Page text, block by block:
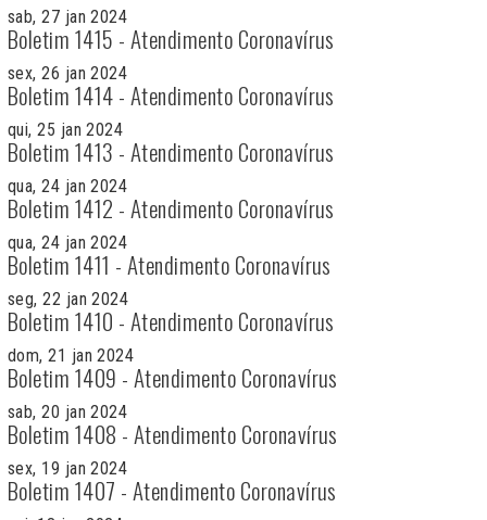
sab, 27 jan 2024
Boletim 1415 - Atendimento Coronavírus
sex, 26 jan 2024
Boletim 1414 - Atendimento Coronavírus
qui, 25 jan 2024
Boletim 1413 - Atendimento Coronavírus
qua, 24 jan 2024
Boletim 1412 - Atendimento Coronavírus
qua, 24 jan 2024
Boletim 1411 - Atendimento Coronavírus
seg, 22 jan 2024
Boletim 1410 - Atendimento Coronavírus
dom, 21 jan 2024
Boletim 1409 - Atendimento Coronavírus
sab, 20 jan 2024
Boletim 1408 - Atendimento Coronavírus
sex, 19 jan 2024
Boletim 1407 - Atendimento Coronavírus